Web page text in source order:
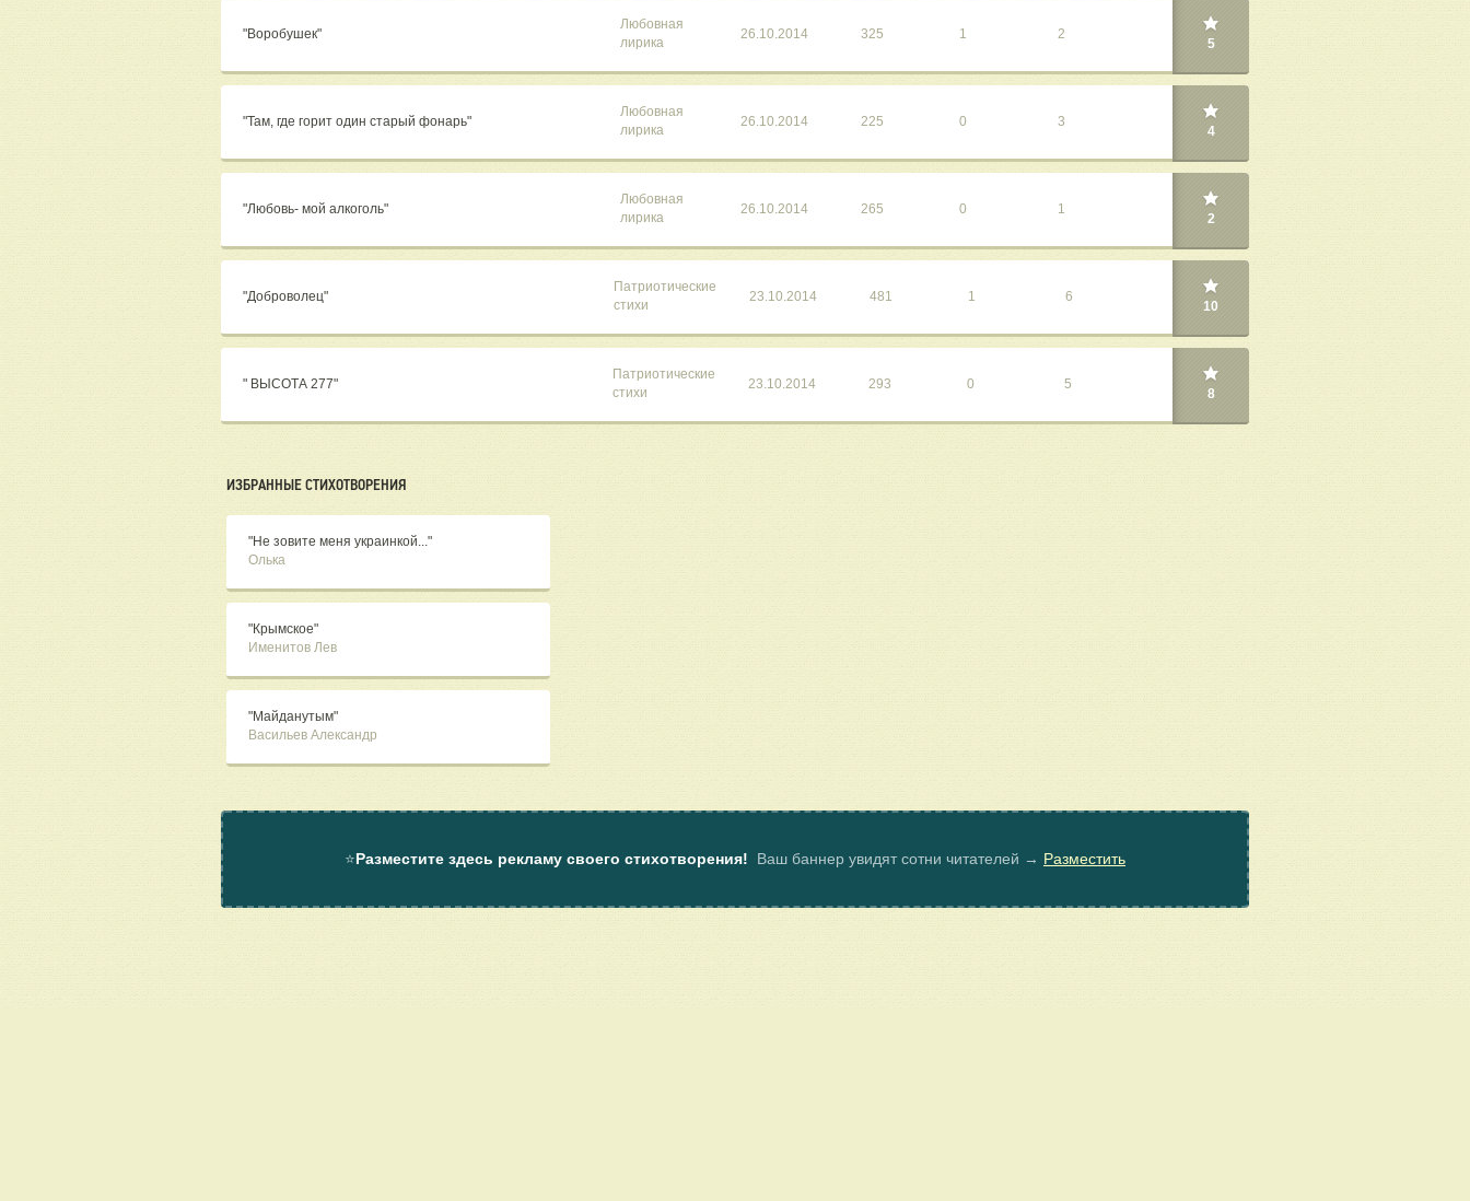
"Воробушек"
Любовная
лирика
26.10.2014 325 1 2
5
"Там, где горит один старый фонарь"
Любовная
лирика
26.10.2014 225 0 3
4
"Любовь- мой алкоголь"
Любовная
лирика
26.10.2014 265 0 1
2
"Доброволец"
Патриотические
стихи
23.10.2014 481 1 6
10
" ВЫСОТА 277"
Патриотические
стихи
23.10.2014 293 0 5
8
ИЗБРАННЫЕ СТИХОТВОРЕНИЯ
"Не зовите меня украинкой..."
Олька
"Крымское"
Именитов Лев
"Майданутым"
Васильев Александр
⭐Разместите здесь рекламу своего стихотворения! Ваш баннер увидят сотни читателей → Разместить